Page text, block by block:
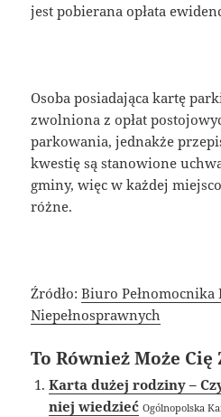
jest pobierana opłata
Osoba posiadająca kartę
zwolniona z opłat
parkowania, jednakże
kwestię są stanowione
gminy, więc w każdej
różne.
Źródło:Biuro Pełnomocnika
Niepełnosprawnych
To Również Może
Karta dużej rodziny –
niej wiedzieć Ogólnopolska